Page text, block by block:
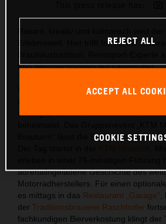
Erlebniswelt. Hier trifft Innviertler
und Weihnachtsdeko auf Lasercutter.
Wo begegnen sich 70 Jahre
althergebrachtes Handwerk und
Brauturm“ lässt die Besucher in beide
adrenalingeladene Geschichte des
Motorradherstellers. Für einen
es mittags in das Restaurant „Garage“
der Traditionsbrauerei Raschhofer
fachkundigen Bierverkostung klingt der
REJECT ALL
ACCEPT ALL
COOKIE